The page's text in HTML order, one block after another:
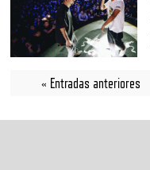
« Entradas anteriores